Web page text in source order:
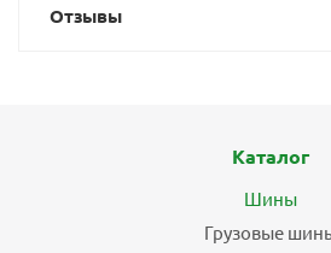
Отзывы
Каталог
Шины
Грузовые